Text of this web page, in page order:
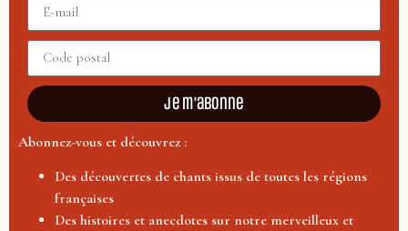
Je m'abonne
Abonnez-vous et découvrez :
Des découvertes de chants issus de toutes les régions
françaises
Des histoires et anecdotes sur notre merveilleux et